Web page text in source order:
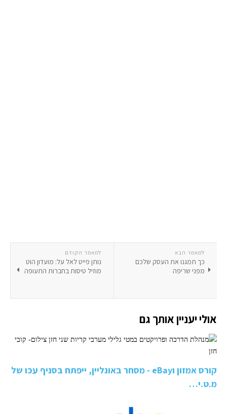
למאמר הקודם
נותן פייט לאל על: מועדון הוט
מוזיל טיסות בחברות התעופה
למאמר הבא
כך תמגנו את העסק שלכם
מפני שריפה
אולי יעניין אותך גם
קורס אמזון וeBay - מסחר באונליין, ייפתח בסניף עכו של
מ.ט.י…